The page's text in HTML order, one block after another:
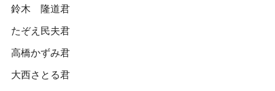
鈴木 隆道君
たぞえ民夫君
高橋かずみ君
大西さとる君